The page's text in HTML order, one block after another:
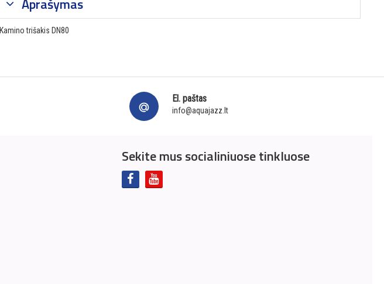
Aprašymas
Kamino trišakis DN80
El. paštas
info@aquajazz.lt
Sekite mus socialiniuose tinkluose